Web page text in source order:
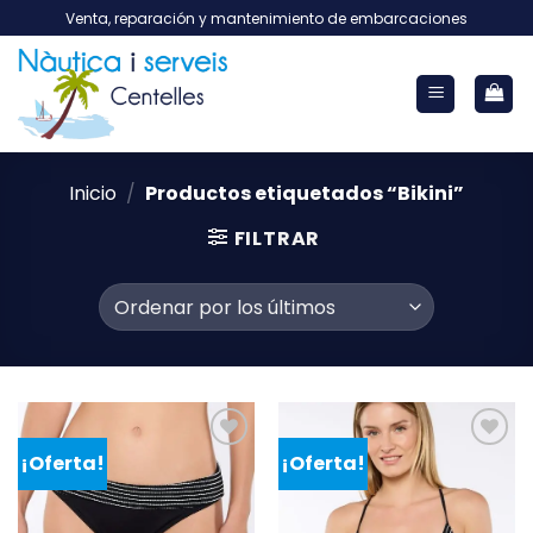
al
contenido
Venta, reparación y mantenimiento de embarcaciones
Inicio / Productos etiquetados “Bikini”
FILTRAR
¡Oferta!
Añadir
a la
lista de
deseos
¡Oferta!
lista de
deseos